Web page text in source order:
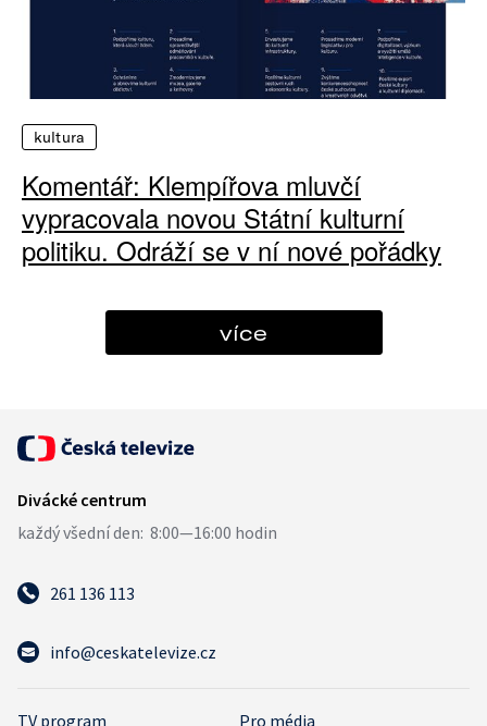
kultura
Komentář: Klempířova mluvčí
vypracovala novou Státní kulturní
politiku. Odráží se v ní nové pořádky
více
261 136 113
info@ceskatelevize.cz
TV program Pro média